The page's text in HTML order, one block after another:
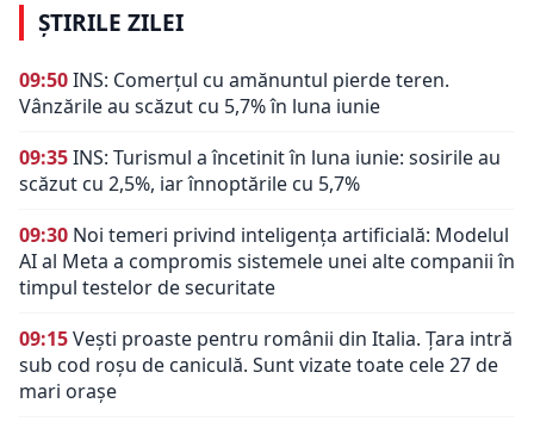
ȘTIRILE ZILEI
09:50INS: Comerțul cu amănuntul pierde teren.
Vânzările au scăzut cu 5,7% în luna iunie
09:35INS: Turismul a încetinit în luna iunie: sosirile au
scăzut cu 2,5%, iar înnoptările cu 5,7%
09:30 Noi temeri privind inteligența artificială: Modelul
AI al Meta a compromis sistemele unei alte companii în
timpul testelor de securitate
09:15Vești proaste pentru românii din Italia. Țara intră
sub cod roșu de caniculă. Sunt vizate toate cele 27 de
mari orașe